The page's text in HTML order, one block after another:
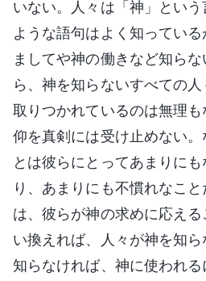
いない。人々は「神」とい
ような語句はよく知っている
ましてや神の働きなど知ら
ら、神を知らないすべての
取りつかれているのは無理
仰を真剣には受け止めない。
とは彼らにとってあまりに
り、あまりにも不慣れなこ
は、彼らが神の求めに応え
い換えれば、人々が神を知
知らなければ、神に使われ